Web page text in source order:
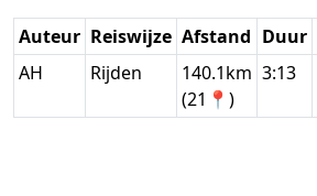
Auteur Reiswijze Afstand Duur
AH
Rijden
140.1km
(21📍)
3:13